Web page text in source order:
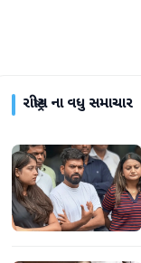
રાષ્ટ્રીયના વધુ સમાચાર